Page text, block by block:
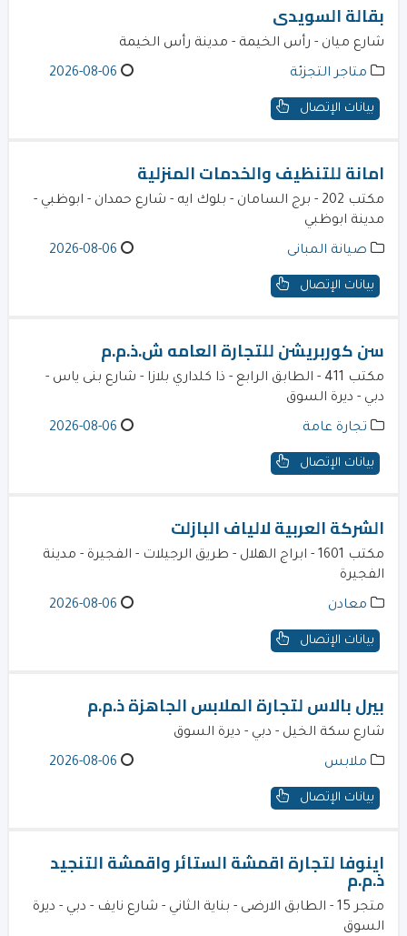
بقالة السويدى
شارع ميان - رأس الخيمة - مدينة رأس الخيمة
متاجر التجزئة 2026-08-06
بيانات الإتصال
امانة للتنظيف والخدمات المنزلية
مكتب 202 - برج السامان - بلوك ايه - شارع حمدان - ابوظبي -
مدينة ابوظبي
صيانة المبانى 2026-08-06
بيانات الإتصال
سن كوربريشن للتجارة العامه ش.ذ.م.م
مكتب 411 - الطابق الرابع - ذا كلداري بلازا - شارع بنى ياس -
دبي - ديرة السوق
تجارة عامة 2026-08-06
بيانات الإتصال
الشركة العربية لالياف البازلت
مكتب 1601 - ابراج الهلال - طريق الرجيلات - الفجيرة - مدينة
الفجيرة
معادن 2026-08-06
بيانات الإتصال
بيرل بالاس لتجارة الملابس الجاهزة ذ.م.م
شارع سكة الخيل - دبي - ديرة السوق
ملابس 2026-08-06
بيانات الإتصال
اينوفا لتجارة اقمشة الستائر واقمشة التنجيد
ذ.م.م
متجر 15 - الطابق الارضى - بناية الثاني - شارع نايف - دبي - ديرة
السوق